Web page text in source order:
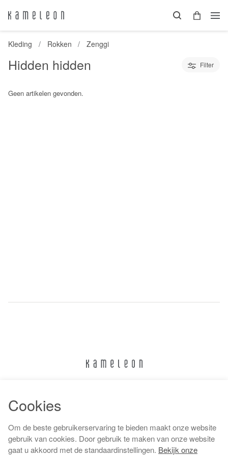
Kleding Rokken Zenggi
Hidden hidden Filter
Geen artikelen gevonden.
Algemene voorwaarden
Cookies
Om de beste gebruikerservaring te bieden maakt onze website
gebruik van cookies. Door gebruik te maken van onze website
gaat u akkoord met de standaardinstellingen. Bekijk onze